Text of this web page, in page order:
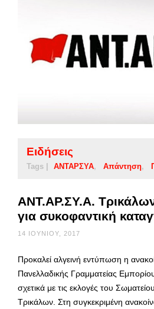
Ειδήσεις
Tags | ΑΝΤΑΡΣΥΑ Απάντηση
ΑΝΤ.ΑΡ.ΣΥ.Α.
για συκοφαντική
14 ΙΟΥΝΊΟΥ, 2017
Προκαλεί αλγεινή εντύπωση η
Πανελλαδικής Γραμματείας
σχετικά με τις εκλογές του
Τρικάλων. Στη συγκεκριμένη